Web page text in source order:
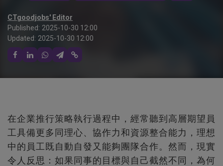
CTgoodjobs' Editor
Published: 2025-10-30 12:00
Updated: 2025-10-30 12:00
在企業推行策略執行過程中，經常聽到高層期望員
工具備更多同理心、協作力和資源整合能力，理想
中的員工既自動自發又能夠團隊合作。然而，現實
令人反思：如果同事的目標與自己截然不同，為何